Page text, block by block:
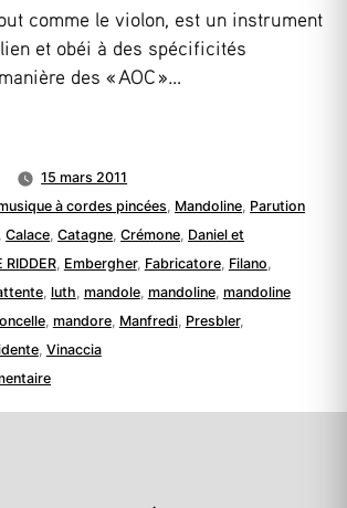
comme le violon, est un instrument
et obéi à des spécificités
des « AOC »…
15 mars 2011
à cordes pincées, Mandoline, Parution
,Calace,Catagne,Crémone, Daniel et
RIDDER, Embergher, Fabricatore, Filano,
, luth, mandole, mandoline, mandoline
, mandore, Manfredi, Presbler,
, Vinaccia
sur